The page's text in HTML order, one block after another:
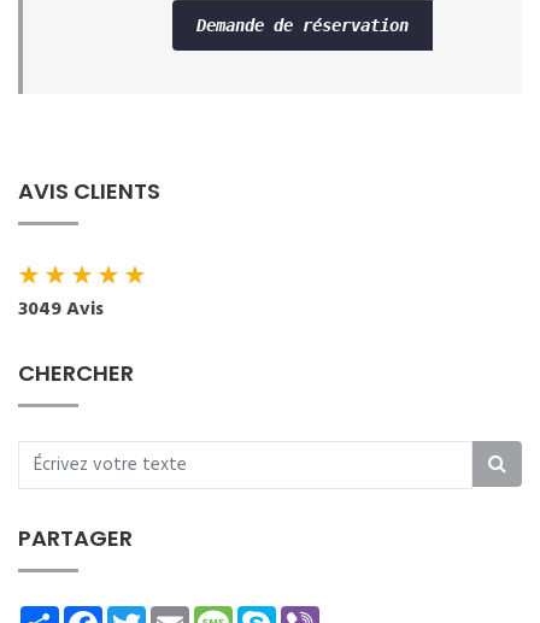
Demande de réservation
AVIS CLIENTS
★★★★★
3049 Avis
CHERCHER
PARTAGER
ShareFacebookTwitterEmailMessage
Skype